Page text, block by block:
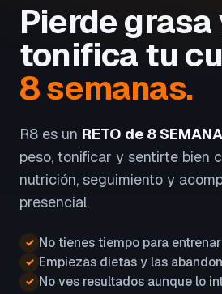
Pierde grasa
tonifica tu
8 semanas.
R8 es un RETO de 8
peso, tonificar y sentirte bien
nutrición, seguimiento y
presencial.
✓ No tienes tiempo para entrenar
✓ Empiezas dietas y las
✓ No ves resultados aunque lo